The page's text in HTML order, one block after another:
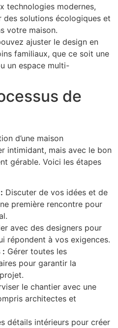
technologies modernes,
solutions écologiques et
votre maison.
ajuster le design en
familiaux, que ce soit une
un espace multi-
de
d’une maison
intimidant, mais avec le bon
gérable. Voici les étapes
Discuter de vos idées et de
première rencontre pour
avec des designers pour
répondent à vos exigences.
: Gérer toutes les
pour garantir la
le chantier avec une
architectes et
détails intérieurs pour créer